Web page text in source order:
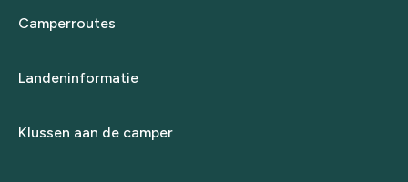
Camperroutes
Landeninformatie
Klussen aan de camper